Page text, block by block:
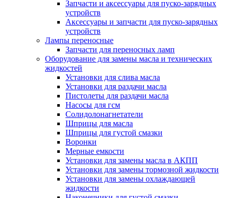
Запчасти и аксессуары для пуско-зарядных
устройств
Аксессуары и запчасти для пуско-зарядных
устройств
Лампы переносные
Запчасти для переносных ламп
Оборудование для замены масла и технических
жидкостей
Установки для слива масла
Установки для раздачи масла
Пистолеты для раздачи масла
Насосы для гсм
Солидолонагнетатели
Шприцы для масла
Шприцы для густой смазки
Воронки
Мерные емкости
Установки для замены масла в АКПП
Установки для замены тормозной жидкости
Установки для замены охлаждающей
жидкости